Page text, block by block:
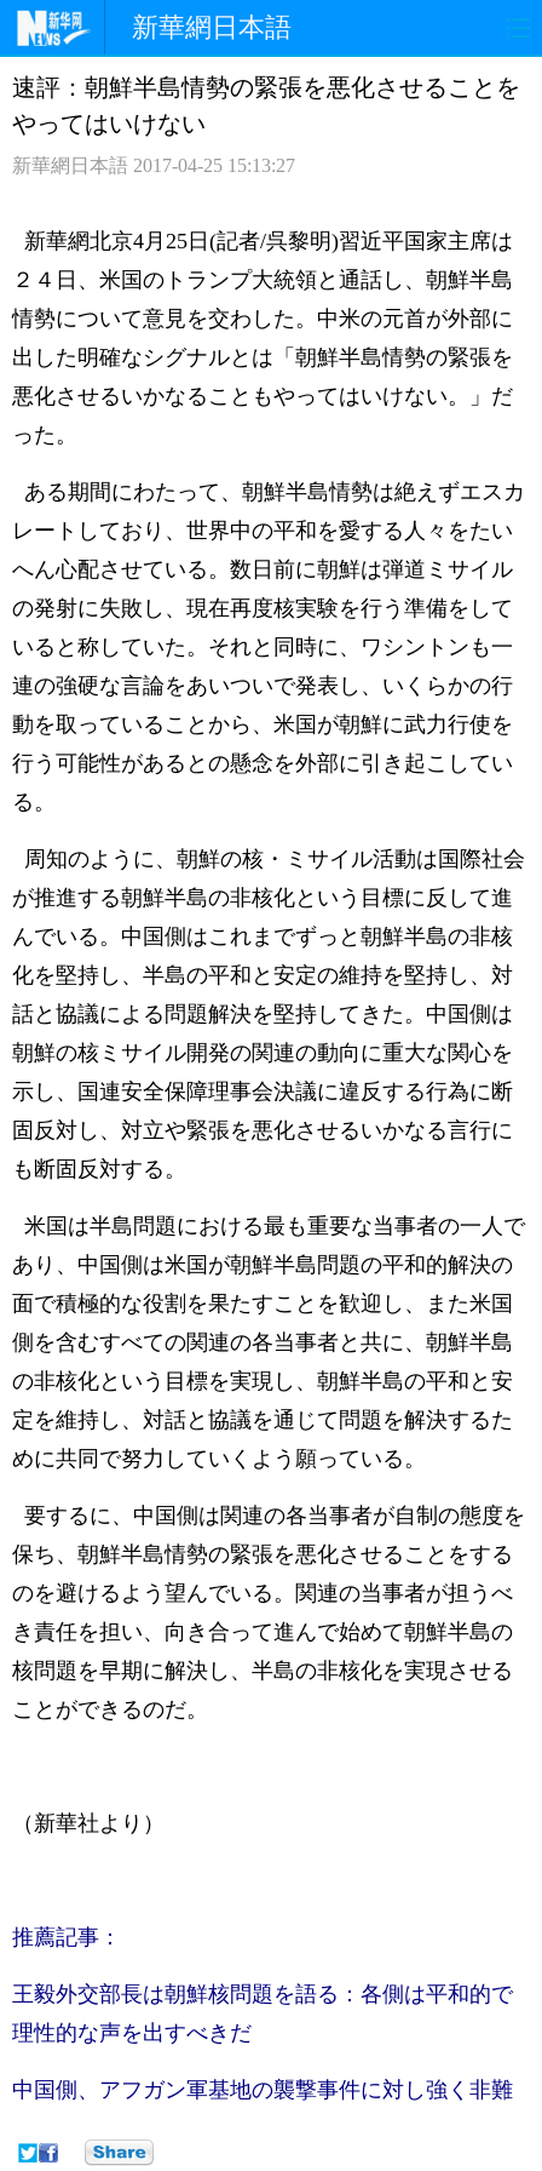
新華網日本語
ホームページ 政治 経済
中日対訳
速評：朝鮮半島情勢の緊張を悪化させることを
やってはいけない
新華網日本語 2017-04-25 15:13:27
新華網北京4月25日(記者/呉黎明)習近平国家主席は
２４日、米国のトランプ大統領と通話し、朝鮮半島
情勢について意見を交わした。中米の元首が外部に
出した明確なシグナルとは「朝鮮半島情勢の緊張を
悪化させるいかなることもやってはいけない。」だ
った。
ある期間にわたって、朝鮮半島情勢は絶えずエスカ
レートしており、世界中の平和を愛する人々をたい
へん心配させている。数日前に朝鮮は弾道ミサイル
の発射に失敗し、現在再度核実験を行う準備をして
いると称していた。それと同時に、ワシントンも一
連の強硬な言論をあいついで発表し、いくらかの行
動を取っていることから、米国が朝鮮に武力行使を
行う可能性があるとの懸念を外部に引き起こしてい
る。
周知のように、朝鮮の核・ミサイル活動は国際社会
が推進する朝鮮半島の非核化という目標に反して進
んでいる。中国側はこれまでずっと朝鮮半島の非核
化を堅持し、半島の平和と安定の維持を堅持し、対
話と協議による問題解決を堅持してきた。中国側は
朝鮮の核ミサイル開発の関連の動向に重大な関心を
示し、国連安全保障理事会決議に違反する行為に断
固反対し、対立や緊張を悪化させるいかなる言行に
も断固反対する。
米国は半島問題における最も重要な当事者の一人で
あり、中国側は米国が朝鮮半島問題の平和的解決の
面で積極的な役割を果たすことを歓迎し、また米国
側を含むすべての関連の各当事者と共に、朝鮮半島
の非核化という目標を実現し、朝鮮半島の平和と安
定を維持し、対話と協議を通じて問題を解決するた
めに共同で努力していくよう願っている。
要するに、中国側は関連の各当事者が自制の態度を
保ち、朝鮮半島情勢の緊張を悪化させることをする
のを避けるよう望んでいる。関連の当事者が担うべ
き責任を担い、向き合って進んで始めて朝鮮半島の
核問題を早期に解決し、半島の非核化を実現させる
ことができるのだ。
（新華社より）
推薦記事：
王毅外交部長は朝鮮核問題を語る：各側は平和的で
理性的な声を出すべきだ
中国側、アフガン軍基地の襲撃事件に対し強く非難